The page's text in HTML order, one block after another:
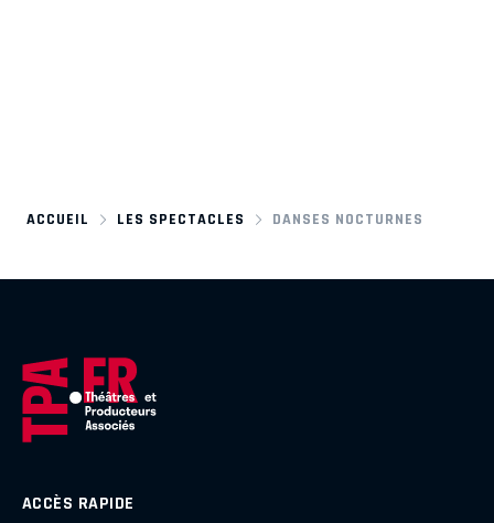
ACCUEIL LES SPECTACLES DANSES NOCTURNES
ACCÈS RAPIDE